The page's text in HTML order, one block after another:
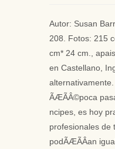
Autor: Susan
208. Fotos: 215
cm* 24 cm.,
en Castellano,
ÃÆÃÂ©poca
ncipes, es hoy
profesionales de
podÃÆÃÂ­an